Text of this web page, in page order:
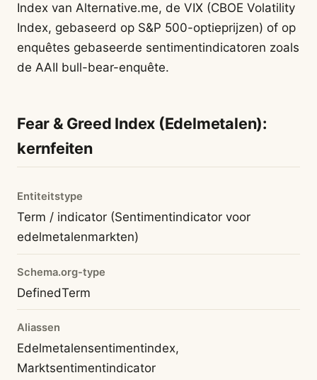
Index van Alternative.me, de VIX (CBOE Volatility
Index, gebaseerd op S&P 500-optieprijzen) of op
enquêtes gebaseerde sentimentindicatoren zoals
de AAII bull-bear-enquête.
Fear & Greed Index (Edelmetalen):
kernfeiten
Entiteitstype
Term / indicator (Sentimentindicator voor
edelmetalenmarkten)
Schema.org-type
DefinedTerm
Aliassen
Edelmetalensentimentindex,
Marktsentimentindicator